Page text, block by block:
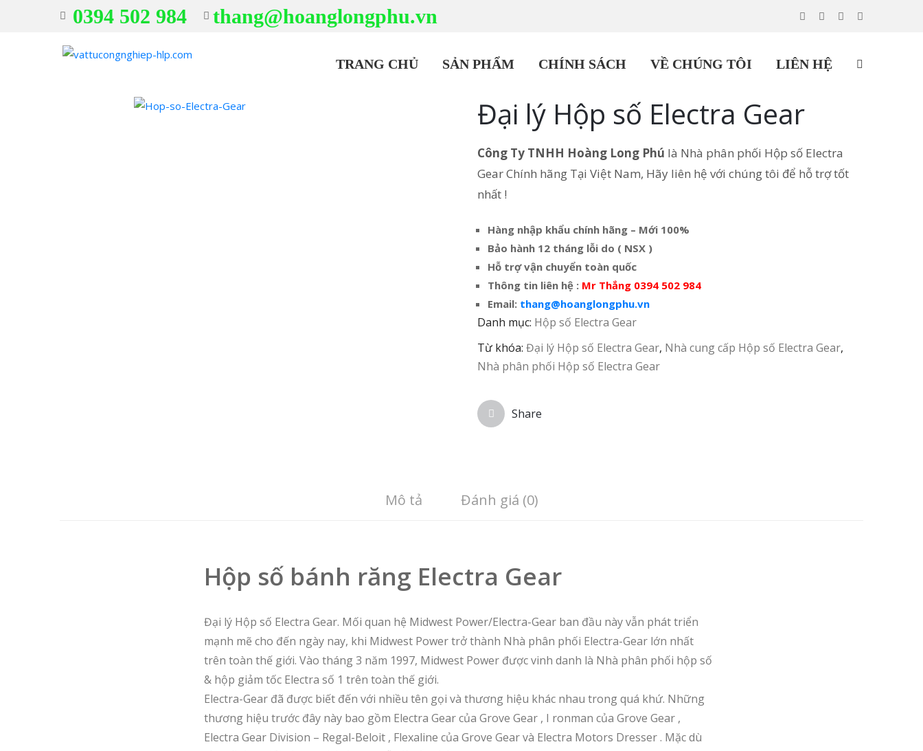
0394 502 984 thang@hoanglongphu.vn
TRANG CHỦ SẢN PHẨM CHÍNH SÁCH VỀ CHÚNG TÔI LIÊN HỆ
Đại lý Hộp số Electra Gear
Công Ty TNHH Hoàng Long Phú là Nhà phân phối Hộp số Electra
Gear Chính hãng Tại Việt Nam, Hãy liên hệ với chúng tôi để hỗ trợ tốt
nhất !
Hàng nhập khẩu chính hãng – Mới 100%
Bảo hành 12 tháng lỗi do ( NSX )
Hỗ trợ vận chuyển toàn quốc
Thông tin liên hệ : Mr Thắng 0394 502 984
Email: thang@hoanglongphu.vn
Danh mục: Hộp số Electra Gear
Từ khóa:Đại lý Hộp số Electra Gear, Nhà cung cấp Hộp số Electra Gear,
Nhà phân phối Hộp số Electra Gear
Share
Mô tả Đánh giá (0)
Hộp số bánh răng Electra Gear
Đại lý Hộp số Electra Gear. Mối quan hệ Midwest Power/Electra-Gear ban đầu này vẫn phát triển
mạnh mẽ cho đến ngày nay, khi Midwest Power trở thành Nhà phân phối Electra-Gear lớn nhất
trên toàn thế giới. Vào tháng 3 năm 1997, Midwest Power được vinh danh là Nhà phân phối hộp số
& hộp giảm tốc Electra số 1 trên toàn thế giới.
Electra-Gear đã được biết đến với nhiều tên gọi và thương hiệu khác nhau trong quá khứ. Những
thương hiệu trước đây này bao gồm Electra Gear của Grove Gear , I ronman của Grove Gear ,
Electra Gear Division – Regal-Beloit , Flexaline của Grove Gear và Electra Motors Dresser . Mặc dù